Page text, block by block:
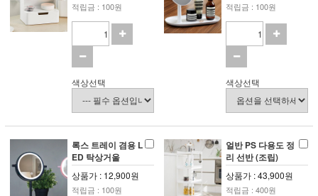
적립금 : 100원
색상선택
적립금 : 100원
색상선택
록스 트레이 겸용 L
ED 탁상거울
상품가 : 12,900원
적립금 : 100원
얼반 PS 다용도 정
리 선반 (조립)
상품가 : 43,900원
적립금 : 400원